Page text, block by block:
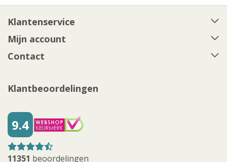
Klantenservice
Mijn account
Contact
Klantbeoordelingen
9.4
11351 beoordelingen